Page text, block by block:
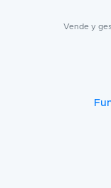
Vende y